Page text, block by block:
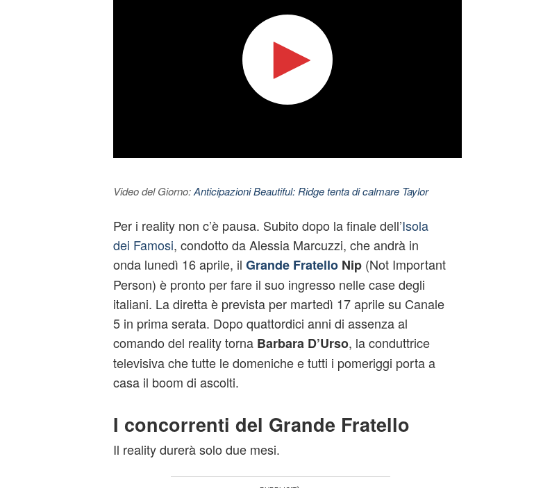
Video del Giorno:Anticipazioni Beautiful: Ridge tenta di calmare Taylor
Per i reality non c’è pausa. Subito dopo la finale dell’Isola
dei Famosi, condotto da Alessia Marcuzzi, che andrà in
onda lunedì 16 aprile, il Grande FratelloNip(Not Important
Person) è pronto per fare il suo ingresso nelle case degli
italiani. La diretta è prevista per martedì 17 aprile su Canale
5 in prima serata. Dopo quattordici anni di assenza al
comando del reality torna Barbara D’Urso, la conduttrice
televisiva che tutte le domeniche e tutti i pomeriggi porta a
casa il boom di ascolti.
I concorrenti del Grande Fratello
Il reality durerà solo due mesi.